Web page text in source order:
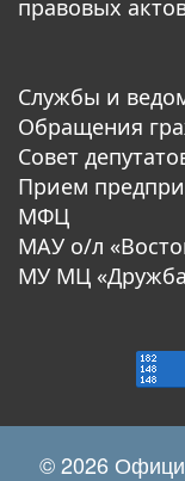
правовых
Службы и
Обращения
Совет
Прием
МФЦ
МАУ о/л
МУ МЦ
© 2026